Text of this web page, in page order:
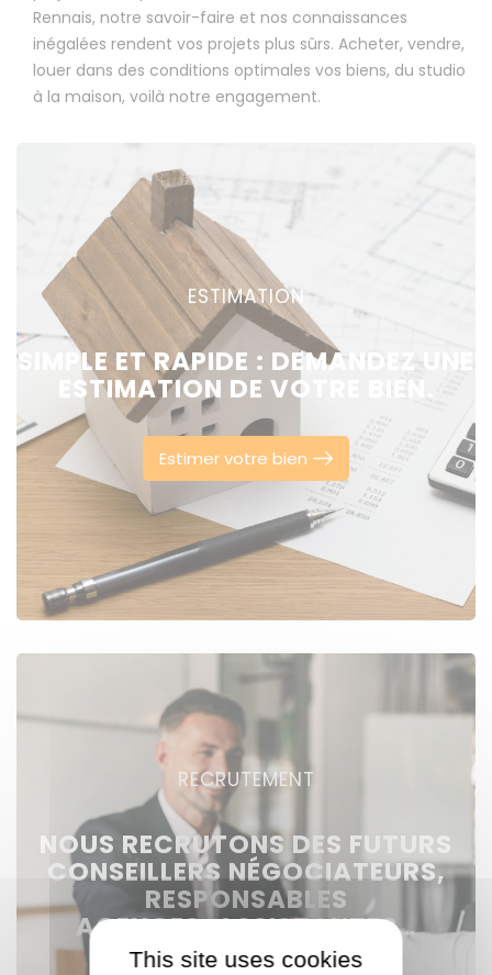
Rennais, notre savoir-faire et nos connaissances
inégalées rendent vos projets plus sûrs. Acheter, vendre,
louer dans des conditions optimales vos biens, du studio
à la maison, voilà notre engagement.
ESTIMATION
SIMPLE ET RAPIDE : DEMANDEZ UNE
ESTIMATION DE VOTRE BIEN.
Estimer votre bien
RECRUTEMENT
NOUS RECRUTONS DES FUTURS
CONSEILLERS NÉGOCIATEURS,
RESPONSABLES
AGENCES, ASSISTANTES…
This site uses cookies